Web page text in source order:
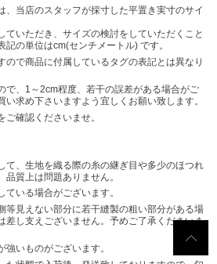
、当店のスタッフが採寸した平置き実寸のサイ
ていただき、サイズの検討をしていただくこと
の単位はcm(センチメートル) です。
ので商品に付属しているタグの表記とは異なり
で、1～2cm程度、若干の誤差がある場合がご
い求め下さいますよう宜しくお願い致します。
ご確認くださいませ。
て、生地を織る際の糸の継ぎ目や多少のほつれ
質上は問題ありません。
いる場合がございます。
等見えない部分に若干縫製の粗い部分がある場
差し支えございません。予めご了承くださいま
いものがございます。